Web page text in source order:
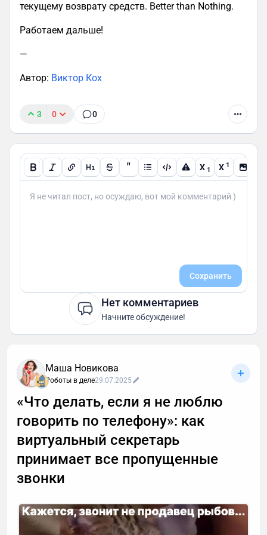
текущему возврату средств. Better than Nothing.
Работаем дальше!
—
Автор: Виктор Кох
3 0 0
" X 1 X 1
Сохранить
Нет комментариев
Начните обсуждение!
Маша Новикова
Роботы в деле29.07.2025
«Что делать, если я не люблю
говорить по телефону»: как
виртуальный секретарь
принимает все пропущенные
звонки